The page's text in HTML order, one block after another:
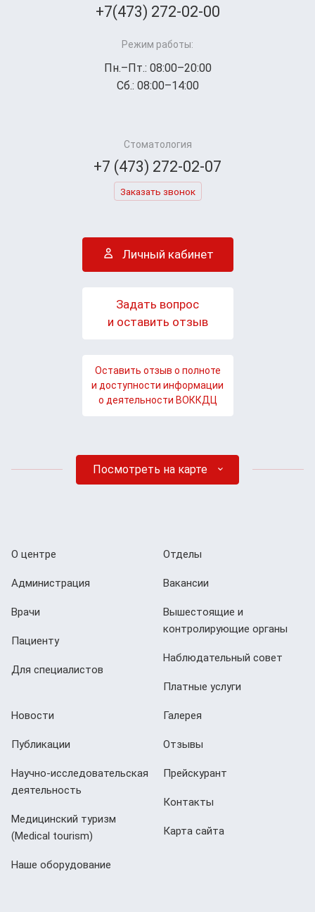
+7(473) 272-02-00
Режим работы:
Пн.–Пт.: 08:00–20:00
Сб.: 08:00–14:00
Стоматология
+7 (473) 272-02-07
Заказать звонок
Личный кабинет
Задать вопрос
и оставить отзыв
Оставить отзыв о полноте
и доступности информации
о деятельности ВОККДЦ
Посмотреть на карте
О центре
Администрация
Врачи
Пациенту
Для специалистов
Отделы
Вакансии
Вышестоящие и
контролирующие органы
Наблюдательный совет
Платные услуги
Новости
Публикации
Научно-исследовательская
деятельность
Медицинский туризм
(Мedical tourism)
Наше оборудование
Галерея
Отзывы
Прейскурант
Контакты
Карта сайта